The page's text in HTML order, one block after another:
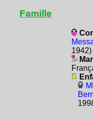
Famille
1942)